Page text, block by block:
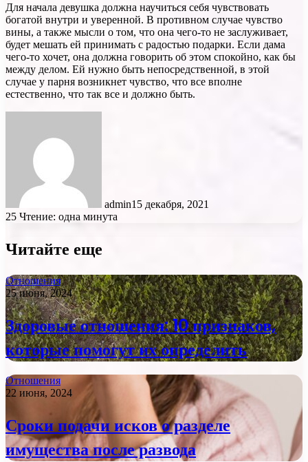
Для начала девушка должна научиться себя чувствовать
богатой внутри и уверенной. В противном случае чувство
вины, а также мысли о том, что она чего-то не заслуживает,
будет мешать ей принимать с радостью подарки. Если дама
чего-то хочет, она должна говорить об этом спокойно, как бы
между делом. Ей нужно быть непосредственной, в этой
случае у парня возникнет чувство, что все вполне
естественно, что так все и должно быть.
admin15 декабря, 2021
25 Чтение: одна минута
Читайте еще
Отношения
25 июня, 2024
Здоровые отношения: 10 признаков,
которые помогут их определить
Отношения
22 июня, 2024
Сроки подачи исков о разделе
имущества после развода